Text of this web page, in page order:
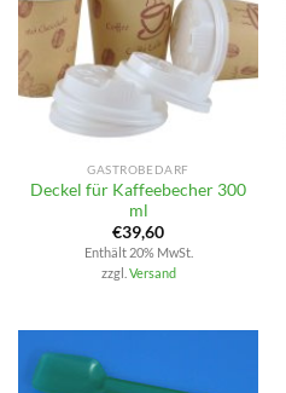
GASTROBEDARF
Deckel für Kaffeebecher 300
ml
€39,60
Enthält 20% MwSt.
zzgl. Versand